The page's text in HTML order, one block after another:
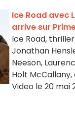
Ice Road avec
arrive sur
Ice Road,
Jonathan
Neeson,
Holt
Video le 20 mai